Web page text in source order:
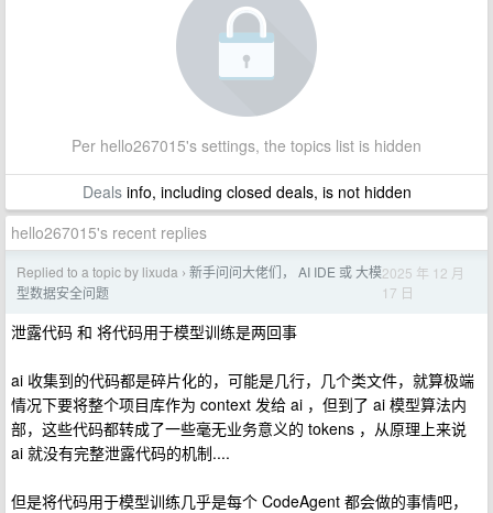
Per hello267015's settings, the topics list is hidden
Dealsinfo, including closed deals, is not hidden
hello267015's recent replies
Replied to a topic by lixuda › 新手问问大佬们， AI IDE 或 大模
型数据安全问题
2025 年 12 月
17 日
泄露代码 和 将代码用于模型训练是两回事
ai 收集到的代码都是碎片化的，可能是几行，几个类文件，就算极端
情况下要将整个项目库作为 context 发给 ai ，但到了 ai 模型算法内
部，这些代码都转成了一些毫无业务意义的 tokens ，从原理上来说
ai 就没有完整泄露代码的机制....
但是将代码用于模型训练几乎是每个 CodeAgent 都会做的事情吧，